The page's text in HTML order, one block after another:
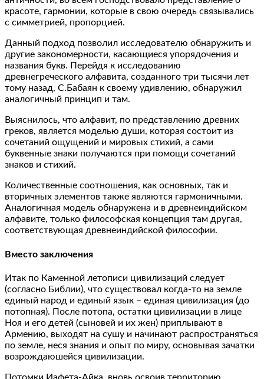
красоте, гармонии, которые в свою очередь связывались
с симметрией, пропорцией.
Данный подход позволил исследователю обнаружить и
другие закономерности, касающиеся упорядочения и
названия букв. Перейдя к исследованию
древнегреческого алфавита, созданного три тысячи лет
тому назад, С.Бабаян к своему удивлению, обнаружил
аналогичный принцип и там.
Выяснилось, что алфавит, по представлению древних
греков, является моделью души, которая состоит из
сочетаний ощущений и мировых стихий, а сами
буквенные знаки получаются при помощи сочетаний
знаков и стихий.
Количественные соотношения, как основных, так и
вторичных элементов также являются гармоничными.
Аналогичная модель обнаружена и в древнеиндийском
алфавите, только философская концепция там другая,
соответствующая древнеиндийской философии.
Вместо заключения
Итак по Каменной летописи цивилизаций следует
(согласно Библии), что существовал когда-то на земле
единый народ и единый язык – единая цивилизация (до
потопная). После потопа, остатки цивилизации в лице
Ноя и его детей (сыновей и их жен) приплывают в
Армению, выходят на сушу и начинают распространяться
по земле, неся знания и опыт по миру, основывая зачатки
возрождаюшейся цивилизации.